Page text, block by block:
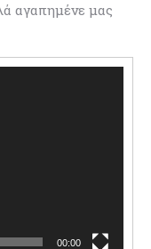
αγαπημένε μας
00:00